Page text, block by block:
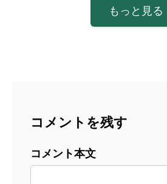
もっと見る
コメントを残す
コメント本文